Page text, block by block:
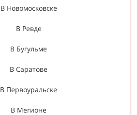
В Новомосковске
В Ревде
В Бугульме
В Саратове
В Первоуральске
В Мегионе